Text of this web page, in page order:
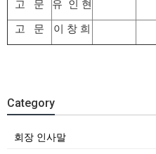
고 문 유 인 현
고 문 이 창 희
Category
회장 인사말